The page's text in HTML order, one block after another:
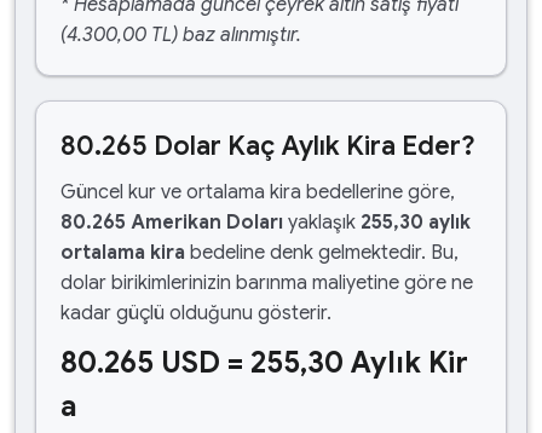
* Hesaplamada güncel çeyrek altın satış fiyatı
(4.300,00 TL) baz alınmıştır.
80.265 Dolar Kaç Aylık Kira Eder?
Güncel kur ve ortalama kira bedellerine göre,
80.265 Amerikan Doları yaklaşık 255,30 aylık
ortalama kira bedeline denk gelmektedir. Bu,
dolar birikimlerinizin barınma maliyetine göre ne
kadar güçlü olduğunu gösterir.
80.265 USD = 255,30 Aylık Kir
a